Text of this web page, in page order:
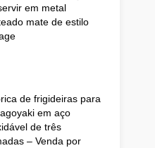
em metal
mate de estilo
de frigideiras para
em aço
de três
– Venda por